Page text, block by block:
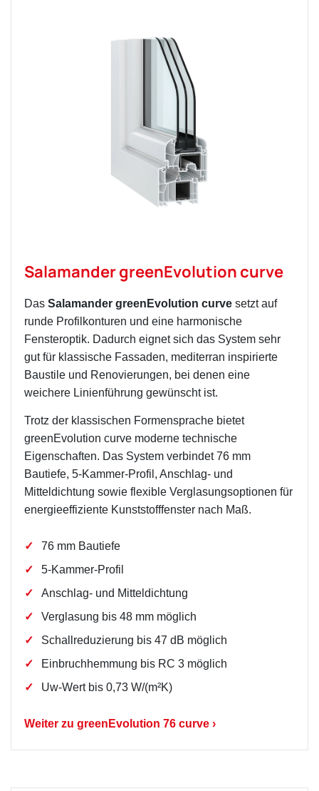
Salamander greenEvolution curve
Das Salamander greenEvolution curve setzt auf
runde Profilkonturen und eine harmonische
Fensteroptik. Dadurch eignet sich das System sehr
gut für klassische Fassaden, mediterran inspirierte
Baustile und Renovierungen, bei denen eine
weichere Linienführung gewünscht ist.
Trotz der klassischen Formensprache bietet
greenEvolution curve moderne technische
Eigenschaften. Das System verbindet 76 mm
Bautiefe, 5-Kammer-Profil, Anschlag- und
Mitteldichtung sowie flexible Verglasungsoptionen für
energieeffiziente Kunststofffenster nach Maß.
76 mm Bautiefe
5-Kammer-Profil
Anschlag- und Mitteldichtung
Verglasung bis 48 mm möglich
Schallreduzierung bis 47 dB möglich
Einbruchhemmung bis RC 3 möglich
Uw-Wert bis 0,73 W/(m²K)
Weiter zu greenEvolution 76 curve ›